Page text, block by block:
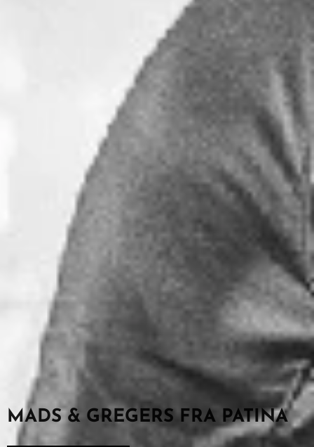
MADS & GREGERSFRA PATINA